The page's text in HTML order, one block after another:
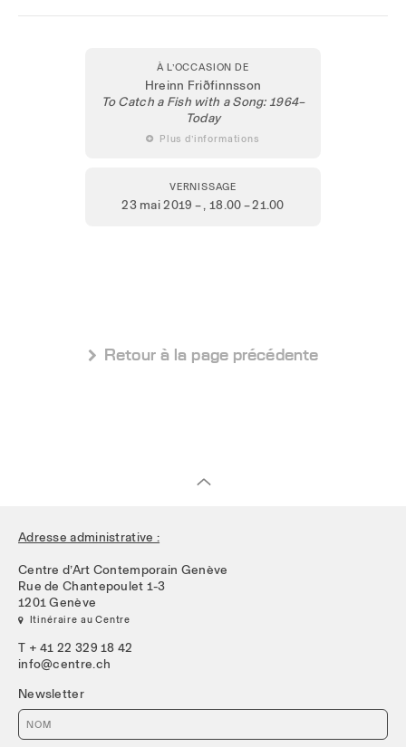
À L’OCCASION DE
Hreinn Friðfinnsson
To Catch a Fish with a Song: 1964–
Today
 Plus d’informations
VERNISSAGE
23 mai 2019 –, 18.00 – 21.00
 Retour à la page précédente
Adresse administrative :
Centre d’Art Contemporain Genève
Rue de Chantepoulet 1-3
1201 Genève
 Itinéraire au Centre
T + 41 22 329 18 42
info@centre.ch
Newsletter